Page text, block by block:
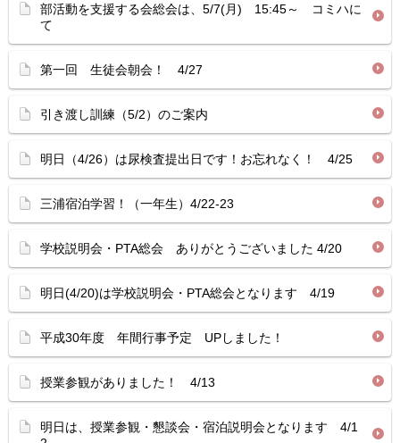
部活動を支援する会総会は、5/7(月) 15:45～ コミハに
て
第一回 生徒会朝会！ 4/27
引き渡し訓練（5/2）のご案内
明日（4/26）は尿検査提出日です！お忘れなく！ 4/25
三浦宿泊学習！（一年生）4/22-23
学校説明会・PTA総会 ありがとうございました 4/20
明日(4/20)は学校説明会・PTA総会となります 4/19
平成30年度 年間行事予定 UPしました！
授業参観がありました！ 4/13
明日は、授業参観・懇談会・宿泊説明会となります 4/1